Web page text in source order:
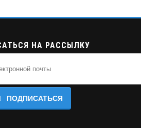
НА РАССЫЛКУ
ПОДПИСАТЬСЯ